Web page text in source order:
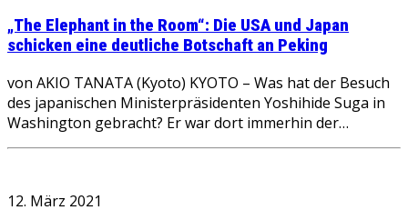
„The Elephant in the Room“: Die USA und Japan
schicken eine deutliche Botschaft an Peking
von AKIO TANATA (Kyoto) KYOTO – Was hat der Besuch
des japanischen Ministerpräsidenten Yoshihide Suga in
Washington gebracht? Er war dort immerhin der…
12. März 2021